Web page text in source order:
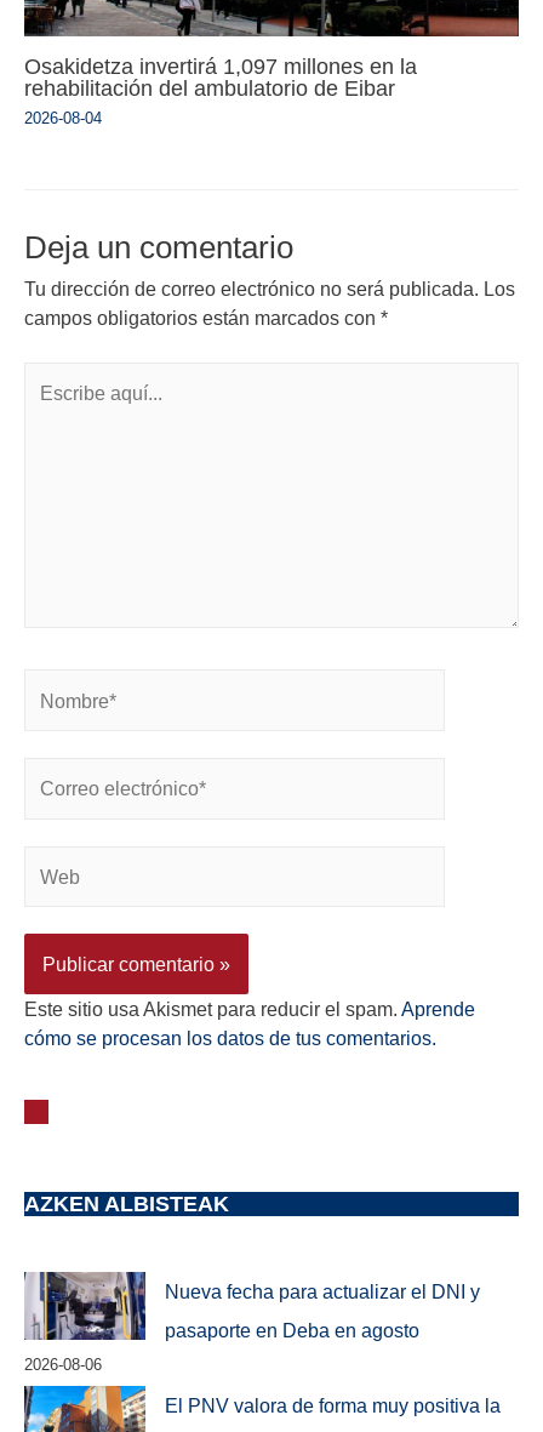
Osakidetza invertirá 1,097 millones en la
rehabilitación del ambulatorio de Eibar
2026-08-04
Deja un comentario
Tu dirección de correo electrónico no será publicada. Los
campos obligatorios están marcados con *
Este sitio usa Akismet para reducir el spam. Aprende
cómo se procesan los datos de tus comentarios.
AZKEN ALBISTEAK
Nueva fecha para actualizar el DNI y
pasaporte en Deba en agosto
2026-08-06
El PNV valora de forma muy positiva la